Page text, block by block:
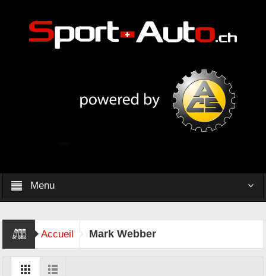
Menu
Accueil Mark Webber